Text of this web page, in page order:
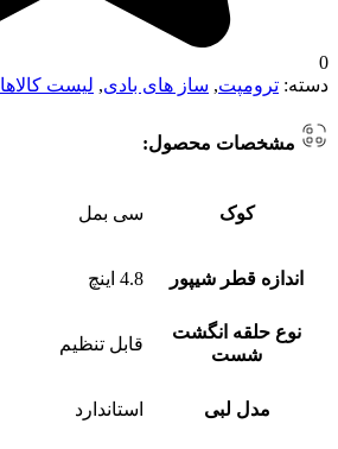
0
دسته: ترومپت, ساز های بادی, لیست کالاها 2
مشخصات محصول:
کوک سی بمل
اندازه قطر شیپور 4.8 اینچ
نوع حلقه انگشت
شست
قابل تنظیم
مدل لبی استاندارد